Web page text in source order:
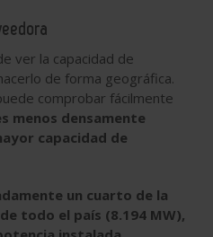
ver la capacidad de
de forma geográfica.
comprobar fácilmente
menos densamente
capacidad de
un cuarto de la
todo el país (8.194 MW),